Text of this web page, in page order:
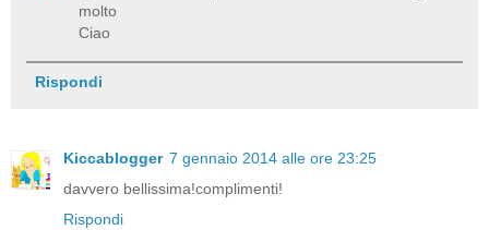
molto
Ciao
Rispondi
Kiccablogger 7 gennaio 2014 alle ore 23:25
davvero bellissima!complimenti!
Rispondi